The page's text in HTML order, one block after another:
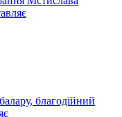
благодійний